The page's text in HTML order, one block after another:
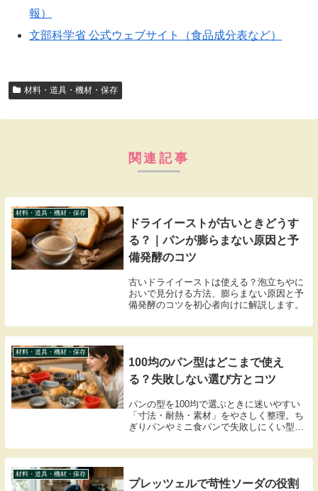
報）
文部科学省 公式ウェブサイト（食品成分表など）
材料・道具・機材・保存
関連記事
材料・道具・機材・保存
ドライイーストが古いときどうす
る？｜パンが膨らまない原因と予
備発酵のコツ
古いドライイーストは使える？泡立ちやに
おいで見分ける方法、膨らまない原因と予
備発酵のコツを初心者向けに解説します。
材料・道具・機材・保存
100均のパン型はどこまで使え
る？失敗しない選び方とコツ
パンの型を100均で選ぶときに迷いやすい
「寸法・耐熱・素材」をやさしく整理。ち
ぎりパンやミニ食パンで失敗しにくい型の
めます。
材料・道具・機材・保存
プレッツェルで苛性ソーダの役割